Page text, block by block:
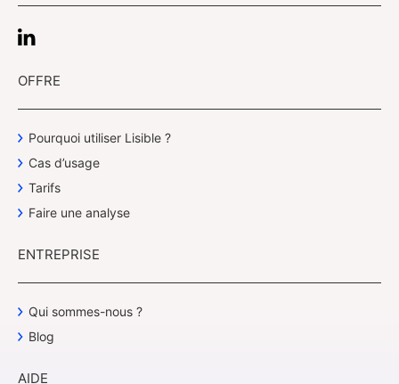
OFFRE
Pourquoi utiliser Lisible ?
Cas d’usage
Tarifs
Faire une analyse
ENTREPRISE
Qui sommes-nous ?
Blog
AIDE